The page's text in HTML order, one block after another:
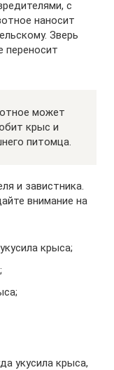
с
наносит
Зверь
переносит
может
крыс и
питомца.
и завистника.
внимание на
крыса;
укусила крыса,